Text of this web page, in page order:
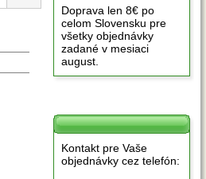
Doprava len 8€ po
celom Slovensku pre
všetky objednávky
zadané v mesiaci
august.
Kontakt pre Vaše
objednávky cez telefón: